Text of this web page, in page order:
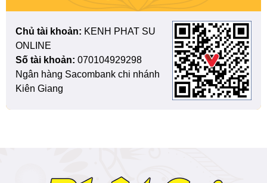
Chủ tài khoản: KENH PHAT SU
ONLINE
Số tài khoản: 070104929298
Ngân hàng Sacombank chi nhánh
Kiên Giang